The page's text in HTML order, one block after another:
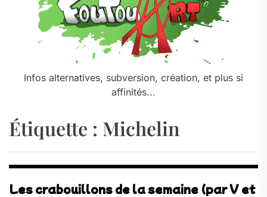
Infos alternatives, subversion, création, et plus si
affinités...
Étiquette : Michelin
Les crabouillons de la semaine (par V et